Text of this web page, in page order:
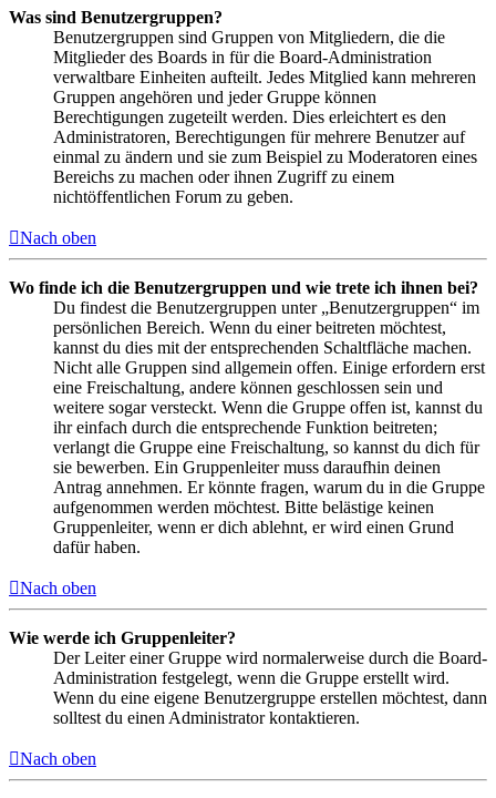
Was sind Benutzergruppen?
Benutzergruppen sind Gruppen von Mitgliedern, die die
Mitglieder des Boards in für die Board-Administration
verwaltbare Einheiten aufteilt. Jedes Mitglied kann mehreren
Gruppen angehören und jeder Gruppe können
Berechtigungen zugeteilt werden. Dies erleichtert es den
Administratoren, Berechtigungen für mehrere Benutzer auf
einmal zu ändern und sie zum Beispiel zu Moderatoren eines
Bereichs zu machen oder ihnen Zugriff zu einem
nichtöffentlichen Forum zu geben.
Nach oben
Wo finde ich die Benutzergruppen und wie trete ich ihnen bei?
Du findest die Benutzergruppen unter „Benutzergruppen“ im
persönlichen Bereich. Wenn du einer beitreten möchtest,
kannst du dies mit der entsprechenden Schaltfläche machen.
Nicht alle Gruppen sind allgemein offen. Einige erfordern erst
eine Freischaltung, andere können geschlossen sein und
weitere sogar versteckt. Wenn die Gruppe offen ist, kannst du
ihr einfach durch die entsprechende Funktion beitreten;
verlangt die Gruppe eine Freischaltung, so kannst du dich für
sie bewerben. Ein Gruppenleiter muss daraufhin deinen
Antrag annehmen. Er könnte fragen, warum du in die Gruppe
aufgenommen werden möchtest. Bitte belästige keinen
Gruppenleiter, wenn er dich ablehnt, er wird einen Grund
dafür haben.
Nach oben
Wie werde ich Gruppenleiter?
Der Leiter einer Gruppe wird normalerweise durch die Board-
Administration festgelegt, wenn die Gruppe erstellt wird.
Wenn du eine eigene Benutzergruppe erstellen möchtest, dann
solltest du einen Administrator kontaktieren.
Nach oben